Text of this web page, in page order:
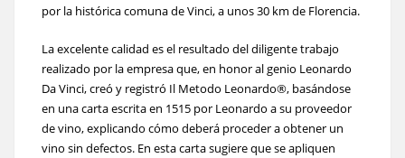
por la histórica comuna de Vinci, a unos 30 km de Florencia.
La excelente calidad es el resultado del diligente trabajo
realizado por la empresa que, en honor al genio Leonardo
Da Vinci, creó y registró Il Metodo Leonardo®, basándose
en una carta escrita en 1515 por Leonardo a su proveedor
de vino, explicando cómo deberá proceder a obtener un
vino sin defectos. En esta carta sugiere que se apliquen